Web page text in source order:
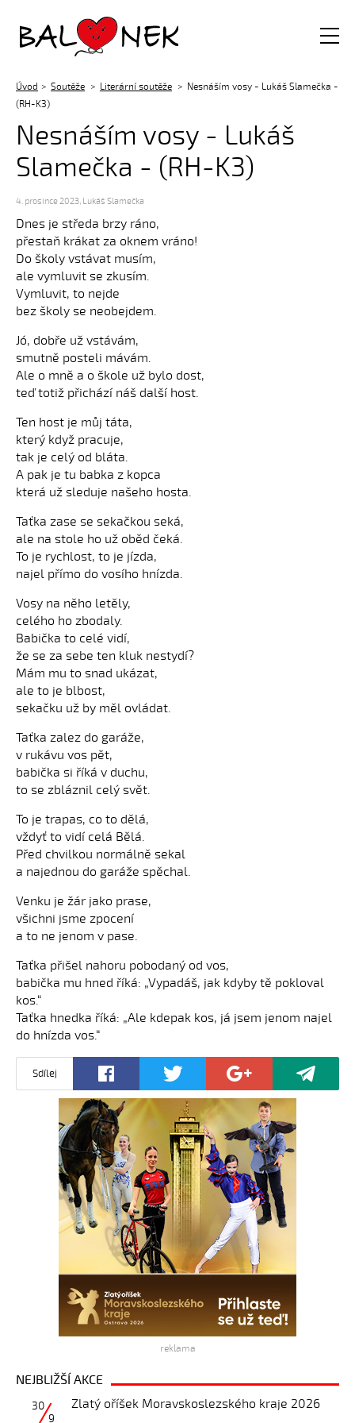
Balónek z.s.
Úvod Soutěže Literární soutěže
Nesnáším vosy - Lukáš Slamečka -
(RH-K3)
Nesnáším vosy - Lukáš
Slamečka - (RH-K3)
4. prosince 2023, Lukáš Slamečka
Dnes je středa brzy ráno,
přestaň krákat za oknem vráno!
Do školy vstávat musím,
ale vymluvit se zkusím.
Vymluvit, to nejde
bez školy se neobejdem.
Jó, dobře už vstávám,
smutně posteli mávám.
Ale o mně a o škole už bylo dost,
teď totiž přichází náš další host.
Ten host je můj táta,
který když pracuje,
tak je celý od bláta.
A pak je tu babka z kopca
která už sleduje našeho hosta.
Taťka zase se sekačkou seká,
ale na stole ho už oběd čeká.
To je rychlost, to je jízda,
najel přímo do vosího hnízda.
Vosy na něho letěly,
celého ho zbodaly.
Babička to celé vidí,
že se za sebe ten kluk nestydí?
Mám mu to snad ukázat,
ale to je blbost,
sekačku už by měl ovládat.
Taťka zalez do garáže,
v rukávu vos pět,
babička si říká v duchu,
to se zbláznil celý svět.
To je trapas, co to dělá,
vždyť to vidí celá Bělá.
Před chvilkou normálně sekal
a najednou do garáže spěchal.
Venku je žár jako prase,
všichni jsme zpocení
a to ne jenom v pase.
Taťka přišel nahoru pobodaný od vos,
babička mu hned říká: „Vypadáš, jak kdyby tě pokloval
kos.“
Taťka hnedka říká: „Ale kdepak kos, já jsem jenom najel
do hnízda vos.“
Sdílej
reklama
NEJBLIŽŠÍ AKCE
Zlatý oříšek Moravskoslezského kraje 2026
30
9